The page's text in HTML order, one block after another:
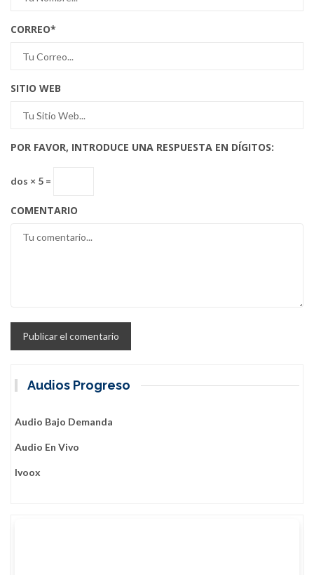
CORREO*
SITIO WEB
POR FAVOR, INTRODUCE UNA RESPUESTA EN DÍGITOS:
dos × 5 =
COMENTARIO
Audios Progreso
Audio Bajo Demanda
Audio En Vivo
Ivoox